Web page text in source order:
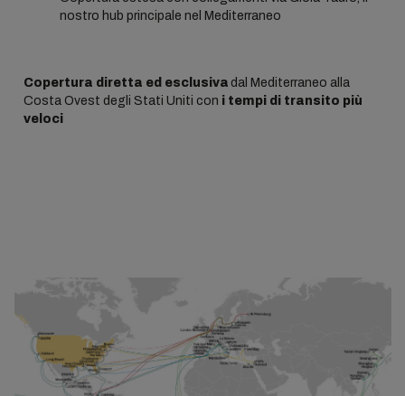
nostro hub principale nel Mediterraneo
Copertura diretta ed esclusiva dal Mediterraneo alla
Costa Ovest degli Stati Uniti con i tempi di transito più
veloci